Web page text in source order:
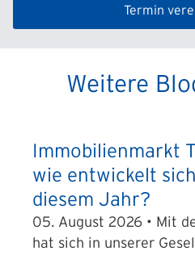
Termin
Weitere
Immobilienmarkt
wie entwickelt
diesem Jahr?
05. August 2026 • Mit
hat sich in unserer